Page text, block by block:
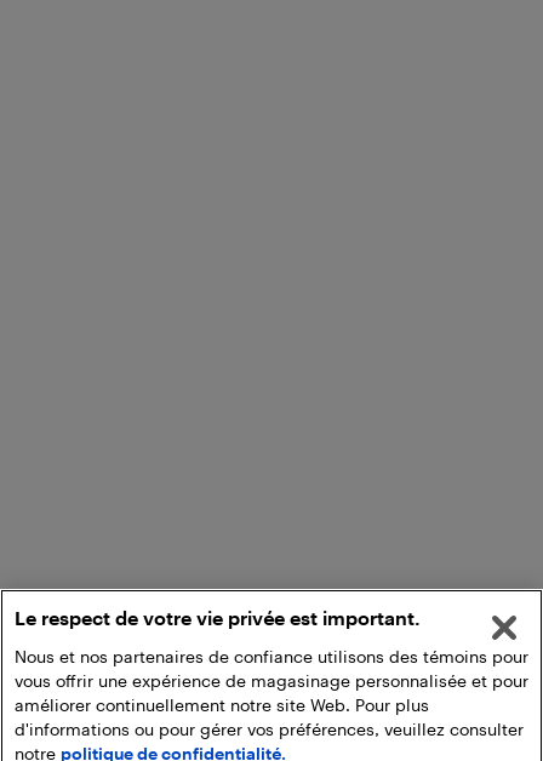
Le respect de votre vie privée est important.
Nous et nos partenaires de confiance utilisons des témoins pour
vous offrir une expérience de magasinage personnalisée et pour
améliorer continuellement notre site Web. Pour plus
d'informations ou pour gérer vos préférences, veuillez consulter
notre politique de confidentialité.